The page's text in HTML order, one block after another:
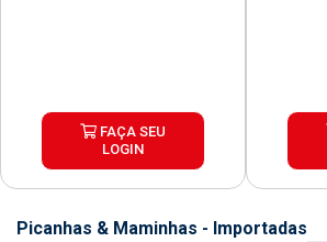
FAÇA SEU
LOGIN
Picanhas & Maminhas - Importadas